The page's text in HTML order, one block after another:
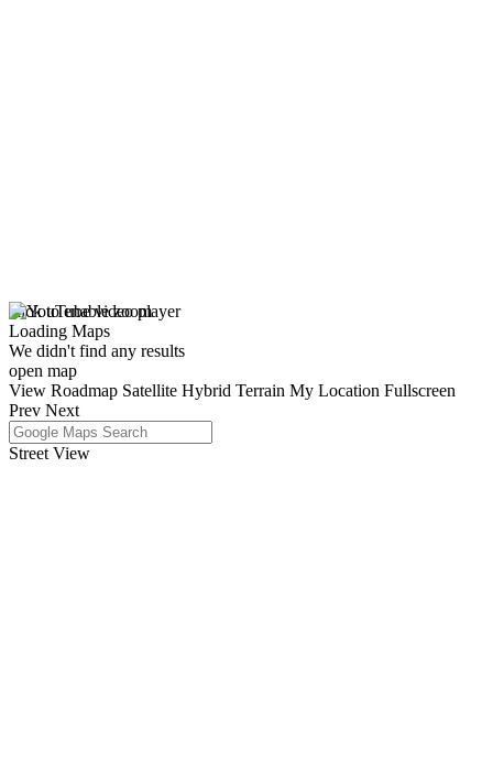
click to enable zoom
Loading Maps
We didn't find any results
open map
View Roadmap Satellite Hybrid Terrain My Location Fullscreen
Prev Next
Street View